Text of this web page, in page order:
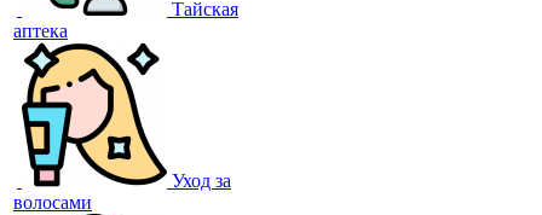
Тайская
аптека
Уход за
волосами